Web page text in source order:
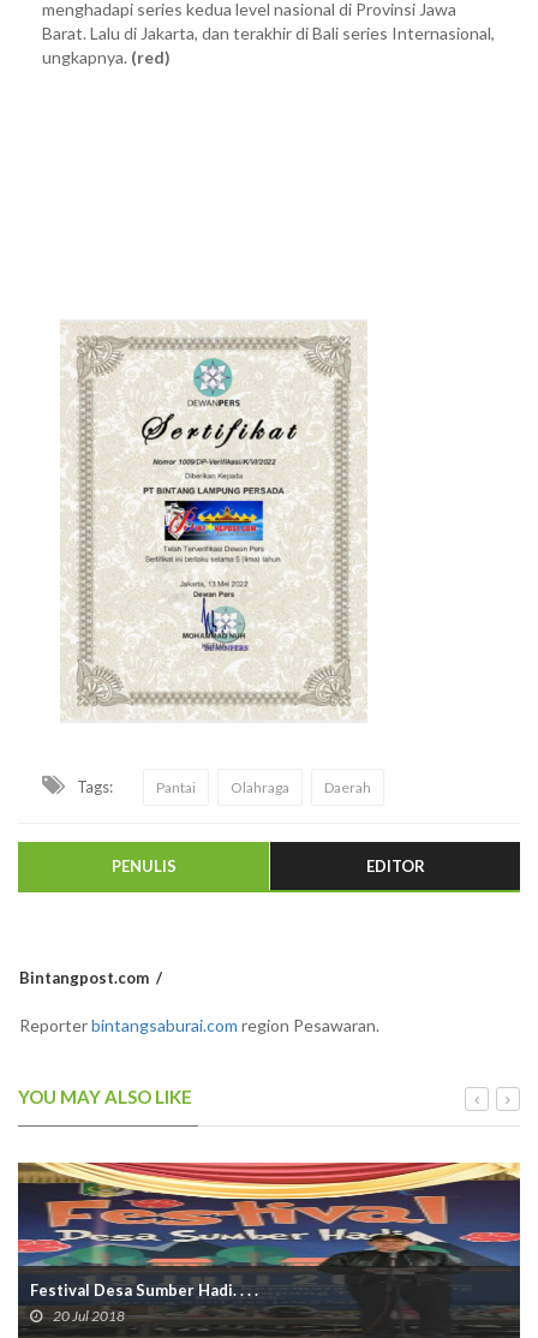
menghadapi series kedua level nasional di Provinsi Jawa
Barat. Lalu di Jakarta, dan terakhir di Bali series Internasional,
ungkapnya. (red)
Tags: Pantai Olahraga Daerah
PENULIS EDITOR
Bintangpost.com
Reporterbintangsaburai.com region Pesawaran.
YOU MAY ALSO LIKE
Festival Desa Sumber Hadi. . . .
20 Jul 2018